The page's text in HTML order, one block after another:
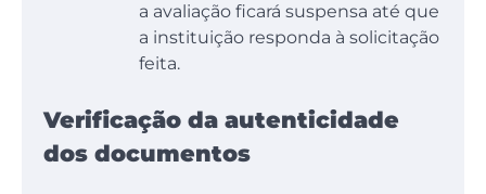
a avaliação ficará suspensa até que
a instituição responda à solicitação
feita.
Verificação da autenticidade
dos documentos